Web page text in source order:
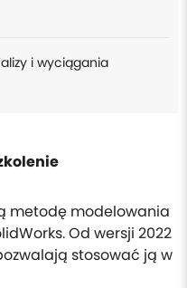
i wyciągania
metodę modelowania
Od wersji 2022
stosować ją w